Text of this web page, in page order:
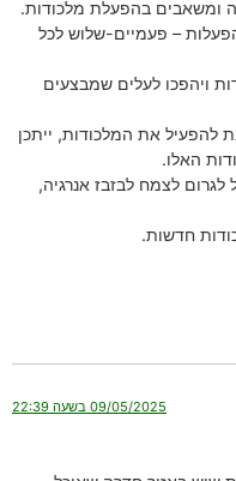
ומשאבים בהפעלת מלכודות.
– פעמיים-שלוש לכל
ויהפכו לעלים שמבצעים
את המלכודות, ייתכן
האלו.
לצמח לבזבז אנרגיה,
חדשות.
09/05/2025 בשעה 22:39